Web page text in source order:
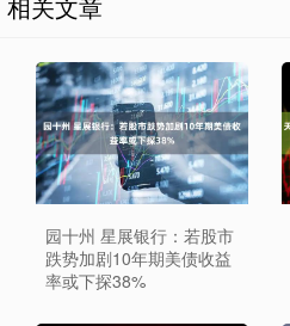
相关文章
园十州 星展银行：若股市
跌势加剧10年期美债收益
率或下探38%